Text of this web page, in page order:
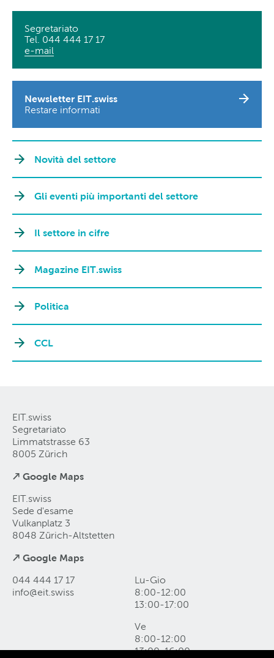
Segretariato
Tel. 044 444 17 17
e-mail
Newsletter EIT.swiss
Restare informati
Novità del settore
Gli eventi più importanti del settore
Il settore in cifre
Magazine EIT.swiss
Politica
CCL
EIT.swiss
Segretariato
Limmatstrasse 63
8005 Zürich
↗ Google Maps
EIT.swiss
Sede d'esame
Vulkanplatz 3
8048 Zürich-Altstetten
↗ Google Maps
044 444 17 17
info@eit swiss
Lu-Gio
8:00-12:00
13:00-17:00
Ve
8:00-12:00
13:00-16:00